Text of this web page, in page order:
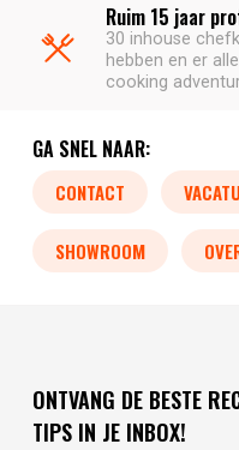
Ruim 15 jaar
30 inhouse
hebben en er
cooking
GA SNEL NAAR:
CONTACT
SHOWROOM
ONTVANG DE BESTE
TIPS IN JE INBOX!